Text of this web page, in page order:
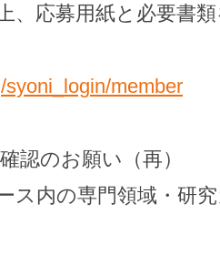
、応募用紙と必要書
member
認のお願い（再）
ス内の専門領域・研